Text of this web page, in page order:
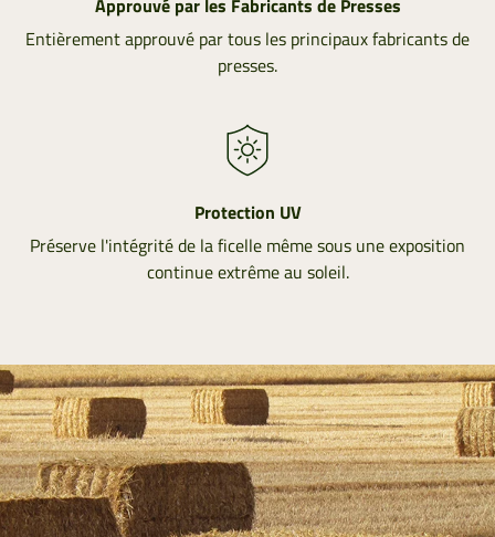
Approuvé par les Fabricants de Presses
Entièrement approuvé par tous les principaux fabricants de
presses.
Protection UV
Préserve l'intégrité de la ficelle même sous une exposition
continue extrême au soleil.